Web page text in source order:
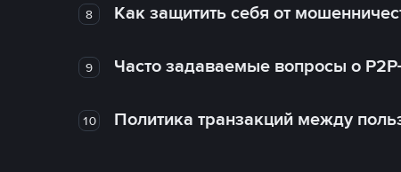
8 Как защитить себя от
9 Часто задаваемые вопросы о
10 Политика транзакций между